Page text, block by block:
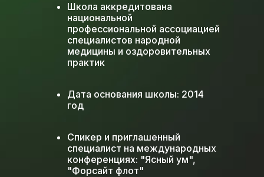
Школа аккредитована
национальной
профессиональной ассоциацией
специалистов народной
медицины и оздоровительных
практик
Дата основания школы: 2014
год
Спикер и приглашенный
специалист на международных
конференциях: "Ясный ум",
"Форсайт флот"